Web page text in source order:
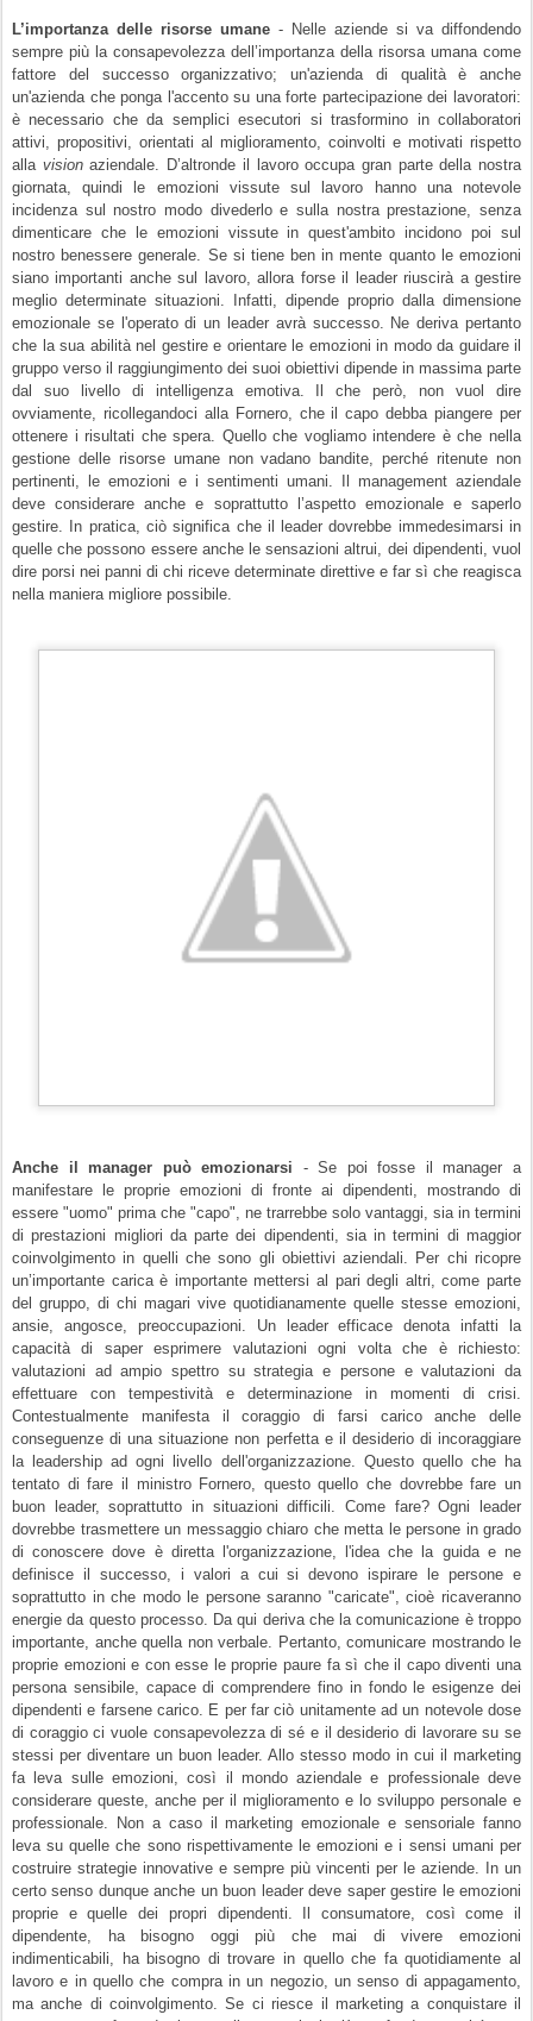
L’importanza delle risorse umane - Nelle aziende si va diffondendo
sempre più la consapevolezza dell’importanza della risorsa umana come
fattore del successo organizzativo; un'azienda di qualità è anche
un'azienda che ponga l'accento su una forte partecipazione dei lavoratori:
è necessario che da semplici esecutori si trasformino in collaboratori
attivi, propositivi, orientati al miglioramento, coinvolti e motivati rispetto
alla visionaziendale. D’altronde il lavoro occupa gran parte della nostra
giornata, quindi le emozioni vissute sul lavoro hanno una notevole
incidenza sul nostro modo divederlo e sulla nostra prestazione, senza
dimenticare che le emozioni vissute in quest'ambito incidono poi sul
nostro benessere generale. Se si tiene ben in mente quanto le emozioni
siano importanti anche sul lavoro, allora forse il leader riuscirà a gestire
meglio determinate situazioni. Infatti, dipende proprio dalla dimensione
emozionale se l'operato di un leader avrà successo. Ne deriva pertanto
che la sua abilità nel gestire e orientare le emozioni in modo da guidare il
gruppo verso il raggiungimento dei suoi obiettivi dipende in massima parte
dal suo livello di intelligenza emotiva. Il che però, non vuol dire
ovviamente, ricollegandoci alla Fornero, che il capo debba piangere per
ottenere i risultati che spera. Quello che vogliamo intendere è che nella
gestione delle risorse umane non vadano bandite, perché ritenute non
pertinenti, le emozioni e i sentimenti umani. Il management aziendale
deve considerare anche e soprattutto l’aspetto emozionale e saperlo
gestire. In pratica, ciò significa che il leader dovrebbe immedesimarsi in
quelle che possono essere anche le sensazioni altrui, dei dipendenti, vuol
dire porsi nei panni di chi riceve determinate direttive e far sì che reagisca
nella maniera migliore possibile.
Anche il manager può emozionarsi - Se poi fosse il manager a
manifestare le proprie emozioni di fronte ai dipendenti, mostrando di
essere "uomo" prima che "capo", ne trarrebbe solo vantaggi, sia in termini
di prestazioni migliori da parte dei dipendenti, sia in termini di maggior
coinvolgimento in quelli che sono gli obiettivi aziendali. Per chi ricopre
un’importante carica è importante mettersi al pari degli altri, come parte
del gruppo, di chi magari vive quotidianamente quelle stesse emozioni,
ansie, angosce, preoccupazioni. Un leader efficace denota infatti la
capacità di saper esprimere valutazioni ogni volta che è richiesto:
valutazioni ad ampio spettro su strategia e persone e valutazioni da
effettuare con tempestività e determinazione in momenti di crisi.
Contestualmente manifesta il coraggio di farsi carico anche delle
conseguenze di una situazione non perfetta e il desiderio di incoraggiare
la leadership ad ogni livello dell'organizzazione. Questo quello che ha
tentato di fare il ministro Fornero, questo quello che dovrebbe fare un
buon leader, soprattutto in situazioni difficili. Come fare?Ogni leader
dovrebbe trasmettere un messaggio chiaro che metta le persone in grado
di conoscere dove è diretta l'organizzazione, l'idea che la guida e ne
definisce il successo, i valori a cui si devono ispirare le persone e
soprattutto in che modo le persone saranno "caricate", cioè ricaveranno
energie da questo processo. Da qui deriva che la comunicazione è troppo
importante, anche quella non verbale. Pertanto, comunicare mostrando le
proprie emozioni e con esse le proprie paure fa sì che il capo diventi una
persona sensibile, capace di comprendere fino in fondo le esigenze dei
dipendenti e farsene carico. E per far ciò unitamente ad un notevole dose
di coraggioci vuole consapevolezza di sé e il desiderio di lavorare su se
stessi per diventare un buon leader. Allo stesso modo in cui il marketing
fa leva sulle emozioni, così il mondo aziendale e professionale deve
considerare queste, anche per il miglioramento e lo sviluppo personale e
professionale. Non a caso il marketing emozionale e sensoriale fanno
leva su quelle che sono rispettivamente le emozioni e i sensi umani per
costruire strategie innovative e sempre più vincenti per le aziende. In un
certo senso dunque anche un buon leader deve saper gestire le emozioni
proprie e quelle dei propri dipendenti. Il consumatore, così come il
dipendente, ha bisogno oggi più che mai di vivere emozioni
indimenticabili, ha bisogno di trovare in quello che fa quotidiamente al
lavoro e in quello che compra in un negozio, un senso di appagamento,
ma anche di coinvolgimento. Se ci riesce il marketing a conquistare il